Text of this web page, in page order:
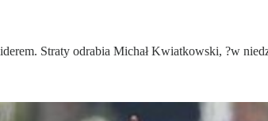
Straty odrabia Michał Kwiatkowski, ?w